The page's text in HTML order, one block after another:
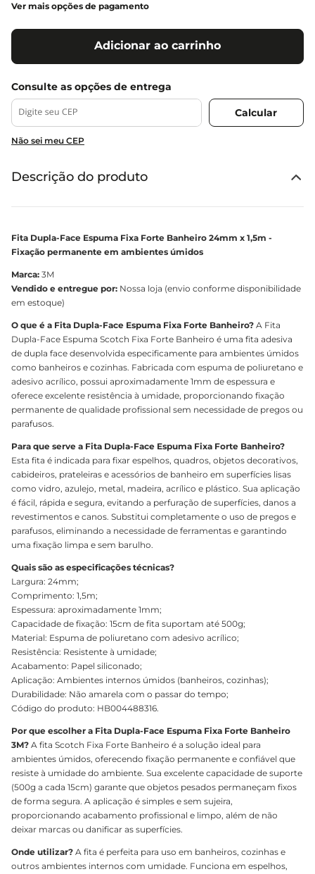
Ver mais opções de pagamento
Adicionar ao carrinho
Não sei meu CEP
Descrição do produto
Fita Dupla-Face Espuma Fixa Forte Banheiro 24mm x 1,5m -
Fixação permanente em ambientes úmidos
Marca: 3M
Vendido e entregue por: Nossa loja (envio conforme disponibilidade
em estoque)
O que é a Fita Dupla-Face Espuma Fixa Forte Banheiro? A Fita
Dupla-Face Espuma Scotch Fixa Forte Banheiro é uma fita adesiva
de dupla face desenvolvida especificamente para ambientes úmidos
como banheiros e cozinhas. Fabricada com espuma de poliuretano e
adesivo acrílico, possui aproximadamente 1mm de espessura e
oferece excelente resistência à umidade, proporcionando fixação
permanente de qualidade profissional sem necessidade de pregos ou
parafusos.
Para que serve a Fita Dupla-Face Espuma Fixa Forte Banheiro?
Esta fita é indicada para fixar espelhos, quadros, objetos decorativos,
cabideiros, prateleiras e acessórios de banheiro em superfícies lisas
como vidro, azulejo, metal, madeira, acrílico e plástico. Sua aplicação
é fácil, rápida e segura, evitando a perfuração de superfícies, danos a
revestimentos e canos. Substitui completamente o uso de pregos e
parafusos, eliminando a necessidade de ferramentas e garantindo
uma fixação limpa e sem barulho.
Quais são as especificações técnicas?
Largura: 24mm;
Comprimento: 1,5m;
Espessura: aproximadamente 1mm;
Capacidade de fixação: 15cm de fita suportam até 500g;
Material: Espuma de poliuretano com adesivo acrílico;
Resistência: Resistente à umidade;
Acabamento: Papel siliconado;
Aplicação: Ambientes internos úmidos (banheiros, cozinhas);
Durabilidade: Não amarela com o passar do tempo;
Código do produto: HB004488316.
Por que escolher a Fita Dupla-Face Espuma Fixa Forte Banheiro
3M? A fita Scotch Fixa Forte Banheiro é a solução ideal para
ambientes úmidos, oferecendo fixação permanente e confiável que
resiste à umidade do ambiente. Sua excelente capacidade de suporte
(500g a cada 15cm) garante que objetos pesados permaneçam fixos
de forma segura. A aplicação é simples e sem sujeira,
proporcionando acabamento profissional e limpo, além de não
deixar marcas ou danificar as superfícies.
Onde utilizar? A fita é perfeita para uso em banheiros, cozinhas e
outros ambientes internos com umidade. Funciona em espelhos,